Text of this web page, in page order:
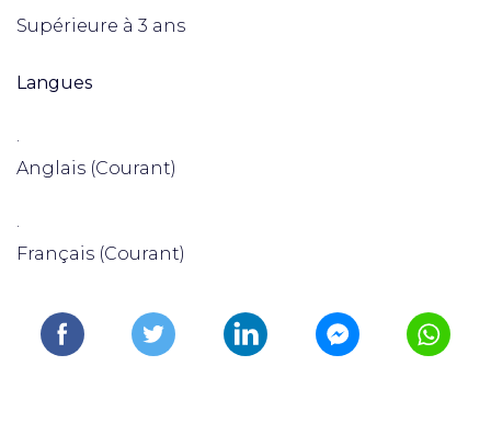
Supérieure à 3 ans
Langues
·
Anglais (Courant)
·
Français (Courant)